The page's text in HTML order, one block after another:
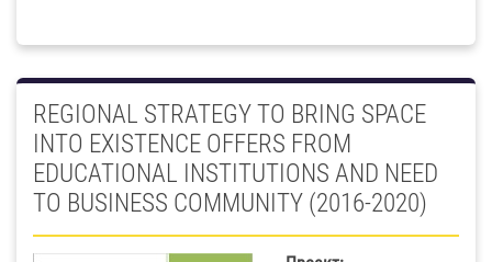
REGIONAL STRATEGY TO BRING SPACE
INTO EXISTENCE OFFERS FROM
EDUCATIONAL INSTITUTIONS AND NEED
TO BUSINESS COMMUNITY (2016-2020)